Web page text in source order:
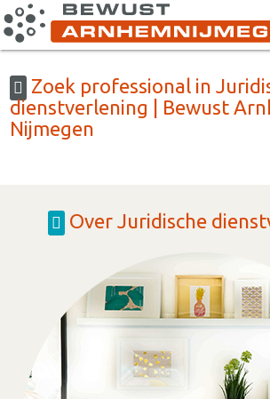
Zoek professional in
dienstverlening | Bewust
Nijmegen
Over Juridische